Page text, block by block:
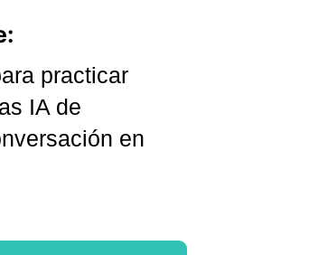
practicar
IA de
en